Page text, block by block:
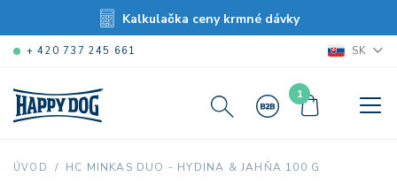
Kalkulačka ceny krmné dávky
+ 420 737 245 661 SK
1
ÚVOD HC MINKAS DUO - HYDINA & JAHŇA 100 G